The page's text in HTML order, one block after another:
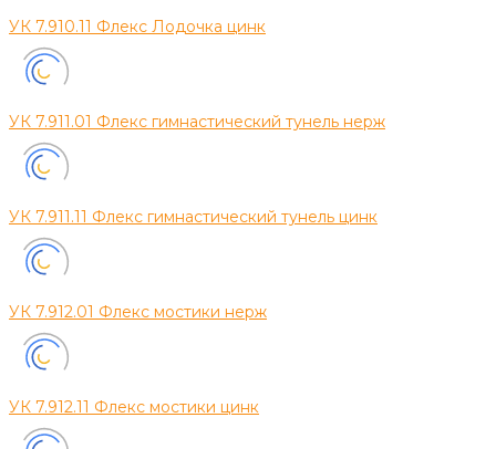
УК 7.910.11 Флекс Лодочка цинк
УК 7.911.01 Флекс гимнастический тунель нерж
УК 7.911.11 Флекс гимнастический тунель цинк
УК 7.912.01 Флекс мостики нерж
УК 7.912.11 Флекс мостики цинк